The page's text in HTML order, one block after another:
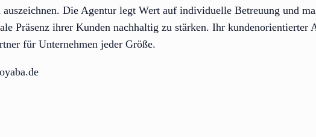
auszeichnen. Die Agentur legt Wert auf individuelle Betreuung und
Präsenz ihrer Kunden nachhaltig zu stärken. Ihr kundenorientierter
für Unternehmen jeder Größe.